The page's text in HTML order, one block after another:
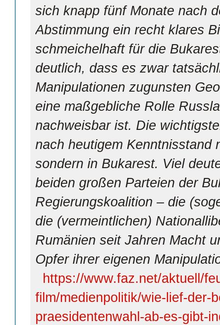
sich knapp fünf Monate nach
Abstimmung ein recht klares
schmeichelhaft für die
deutlich, dass es zwar
Manipulationen zugunsten
eine maßgebliche Rolle
nachweisbar ist. Die
nach heu­tigem Kenntnisstand
sondern in Bukarest. Viel
beiden großen Parteien der
Regierungskoalition – die
die (vermeintlichen)
Rumänien seit Jahren Macht
Opfer ihrer eigenen
https://www.faz.net/aktuell/
film/medienpolitik/wie-lief-der-
praesidentenwahl-ab-es-gibt-